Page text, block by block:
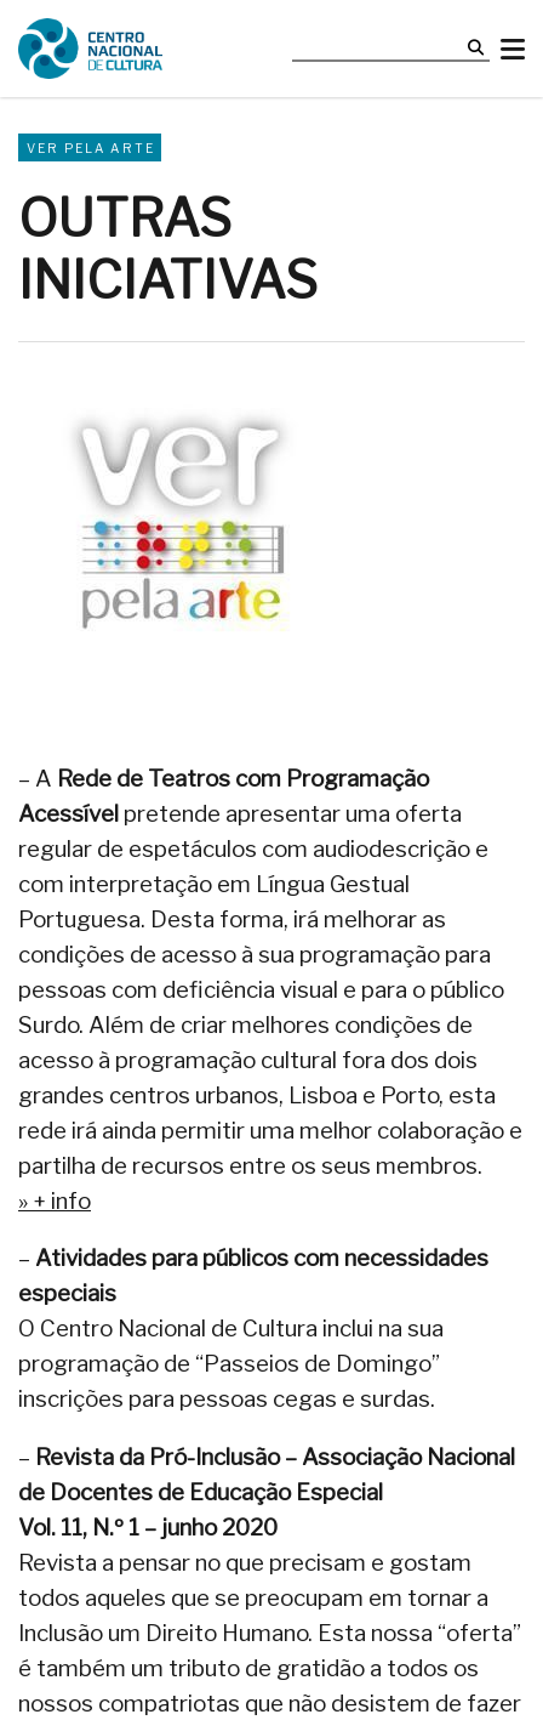
VER PELA ARTE
OUTRAS
INICIATIVAS
– A Rede de Teatros com Programação
Acessível pretende apresentar uma oferta
regular de espetáculos com audiodescrição e
com interpretação em Língua Gestual
Portuguesa. Desta forma, irá melhorar as
condições de acesso à sua programação para
pessoas com deficiência visual e para o público
Surdo. Além de criar melhores condições de
acesso à programação cultural fora dos dois
grandes centros urbanos, Lisboa e Porto, esta
rede irá ainda permitir uma melhor colaboração e
partilha de recursos entre os seus membros.
» + info
– Atividades para públicos com necessidades
especiais
O Centro Nacional de Cultura inclui na sua
programação de “Passeios de Domingo”
inscrições para pessoas cegas e surdas.
– Revista da Pró-Inclusão – Associação Nacional
de Docentes de Educação Especial
Vol. 11, N.º 1 – junho 2020
Revista a pensar no que precisam e gostam
todos aqueles que se preocupam em tornar a
Inclusão um Direito Humano. Esta nossa “oferta”
é também um tributo de gratidão a todos os
nossos compatriotas que não desistem de fazer